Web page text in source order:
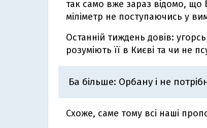
так само вже зараз відомо, що
міліметр не поступаючись у
Останній тиждень довів:
розуміють її в Києві та чи не
Ба більше: Орбану і не
Схоже, саме тому всі наші